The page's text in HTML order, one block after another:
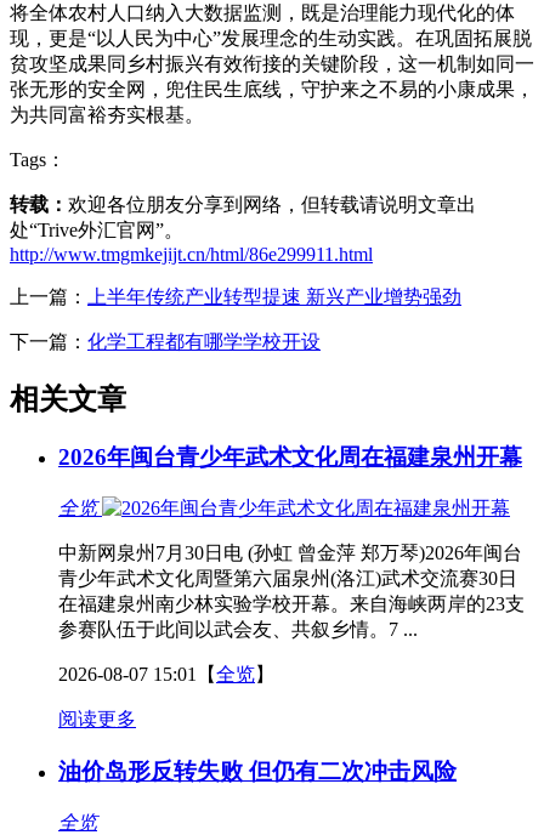
将全体农村人口纳入大数据监测，既是治理能力现代化的体
现，更是“以人民为中心”发展理念的生动实践。在巩固拓展脱
贫攻坚成果同乡村振兴有效衔接的关键阶段，这一机制如同一
张无形的安全网，兜住民生底线，守护来之不易的小康成果，
为共同富裕夯实根基。
Tags：
转载： 欢迎各位朋友分享到网络，但转载请说明文章出
处“Trive外汇官网”。
http://www.tmgmkejijt.cn/html/86e299911.html
上一篇： 上半年传统产业转型提速 新兴产业增势强劲
下一篇： 化学工程都有哪学学校开设
相关文章
2026年闽台青少年武术文化周在福建泉州开幕
全览
中新网泉州7月30日电 (孙虹 曾金萍 郑万琴)2026年闽台
青少年武术文化周暨第六届泉州(洛江)武术交流赛30日
在福建泉州南少林实验学校开幕。来自海峡两岸的23支
参赛队伍于此间以武会友、共叙乡情。7 ...
2026-08-07 15:01 【全览】
阅读更多
油价岛形反转失败 但仍有二次冲击风险
全览